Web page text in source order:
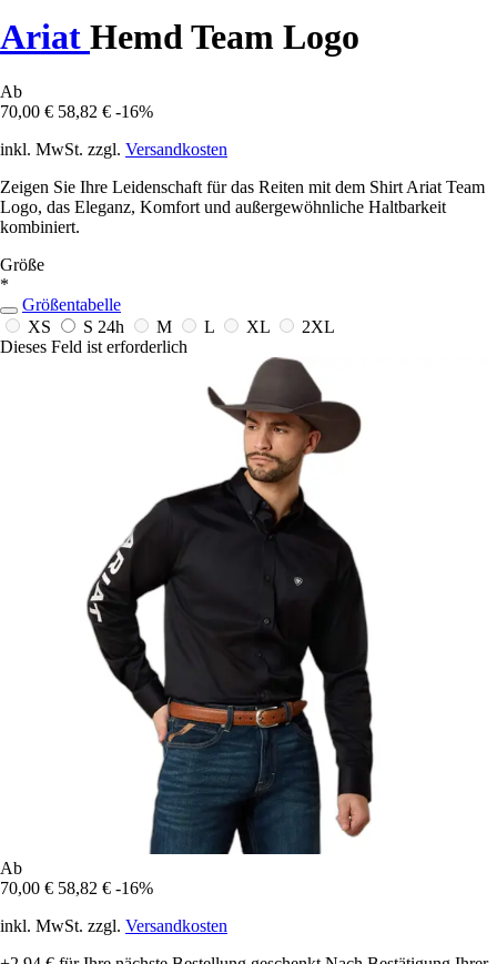
Ariat Hemd Team Logo
Ab
70,00 € 58,82 € -16%
inkl. MwSt. zzgl. Versandkosten
Zeigen Sie Ihre Leidenschaft für das Reiten mit dem Shirt Ariat Team
Logo, das Eleganz, Komfort und außergewöhnliche Haltbarkeit
kombiniert.
Größe
*
Größentabelle
XS
S 24h M L XL
2XL
Dieses Feld ist erforderlich
Ab
70,00 € 58,82 € -16%
inkl. MwSt. zzgl. Versandkosten